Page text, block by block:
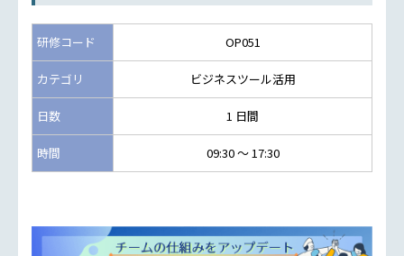
研修コード OP051
カテゴリ ビジネスツール活用
日数 1 日間
時間 09:30 ～ 17:30